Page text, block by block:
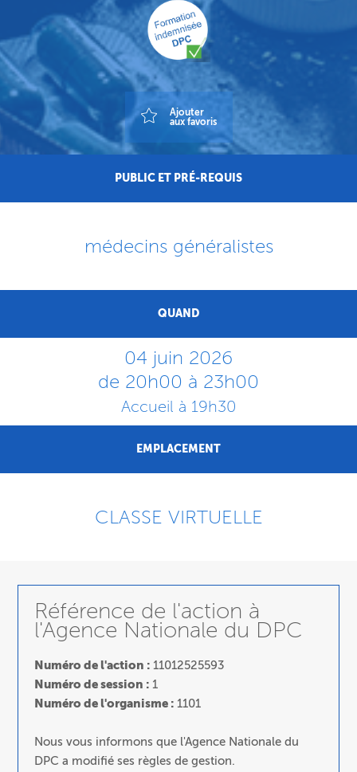
Ajouter
aux favoris
PUBLIC ET PRÉ-REQUIS
médecins généralistes
QUAND
04 juin 2026
de 20h00 à 23h00
Accueil à 19h30
EMPLACEMENT
CLASSE VIRTUELLE
Référence de l'action à
l'Agence Nationale du DPC
Numéro de l'action :11012525593
Numéro de session :1
Numéro de l'organisme :1101
Nous vous informons que l'Agence Nationale du
DPC a modifié ses règles de gestion.